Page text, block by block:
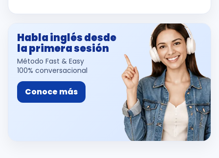
Habla inglés desde
la primera sesión
Método Fast & Easy
100% conversacional
Conoce más